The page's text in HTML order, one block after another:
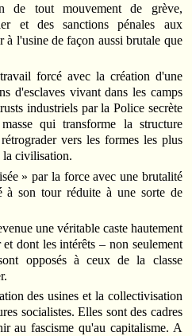
de tout mouvement de grève,
et des sanctions pénales aux
l'usine de façon aussi brutale que
forcé avec la création d'une
d'esclaves vivant dans les camps
industriels par la Police secrète
qui transforme la structure
vers les formes les plus
la civilisation.
» par la force avec une brutalité
son tour réduite à une sorte de
une véritable caste hautement
dont les intérêts – non seulement
opposés à ceux de la classe
des usines et la collectivisation
socialistes. Elles sont des cadres
au fascisme qu'au capitalisme. A